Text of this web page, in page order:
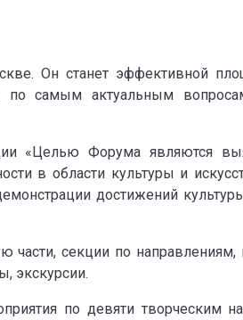
Он станет эффективной
по самым актуальным
«Целью Форума являются
в области культуры и
достижений
секции по направлениям,
экскурсии.
по девяти творческим